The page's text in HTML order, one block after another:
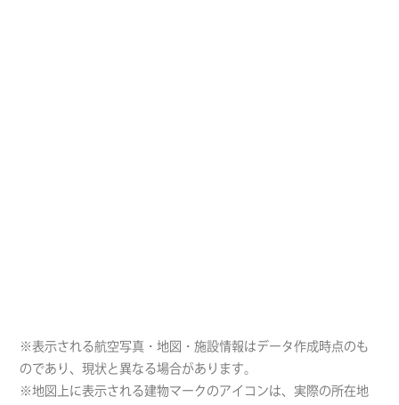
※表示される航空写真・地図・施設情報はデータ作成時点のも
のであり、現状と異なる場合があります。
※地図上に表示される建物マークのアイコンは、実際の所在地